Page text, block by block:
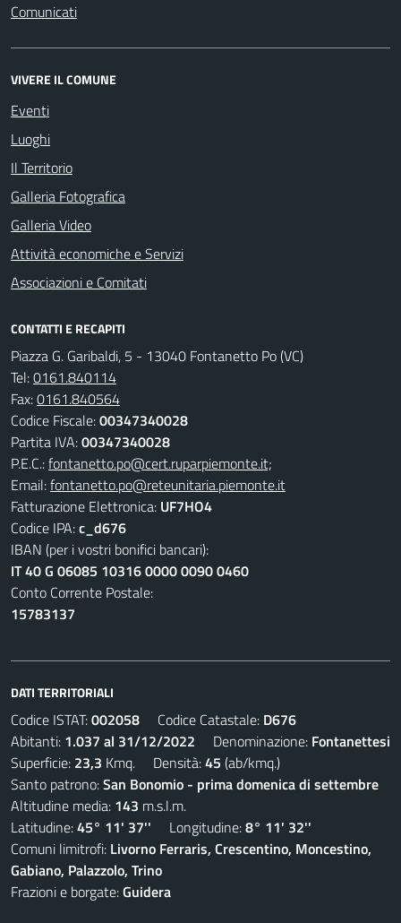
Comunicati
VIVERE IL COMUNE
Eventi
Luoghi
Il Territorio
Galleria Fotografica
Galleria Video
Attività economiche e Servizi
Associazioni e Comitati
CONTATTI E RECAPITI
Piazza G. Garibaldi, 5 - 13040 Fontanetto Po (VC)
Tel:0161.840114
Fax:0161.840564
Codice Fiscale:00347340028
Partita IVA:00347340028
P.E.C.:fontanetto.po@cert.ruparpiemonte.it;
Email:fontanetto.po@reteunitaria.piemonte.it
Fatturazione Elettronica: UF7HO4
Codice IPA:c_d676
IBAN (per i vostri bonifici bancari):
IT 40 G 06085 10316 0000 0090 0460
Conto Corrente Postale:
15783137
DATI TERRITORIALI
Codice ISTAT:002058 Codice Catastale: D676
Abitanti: 1.037 al 31/12/2022 Denominazione: Fontanettesi
Superficie: 23,3 Kmq. Densità:45 (ab/kmq.)
Santo patrono:San Bonomio - prima domenica di settembre
Altitudine media: 143 m.s.l.m.
Latitudine:45° 11' 37'' Longitudine:8° 11' 32''
Comuni limitrofi: Livorno Ferraris, Crescentino, Moncestino,
Gabiano, Palazzolo, Trino
Frazioni e borgate:Guidera